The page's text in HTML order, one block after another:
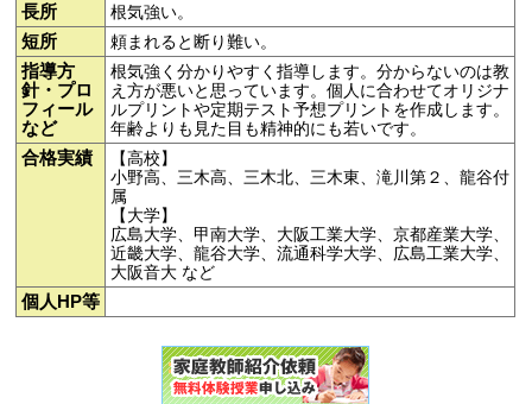
長所 根気強い。
短所 頼まれると断り難い。
指導方
針・プロ
フィール
など
根気強く分かりやすく指導します。分からないのは教
え方が悪いと思っています。個人に合わせてオリジナ
ルプリントや定期テスト予想プリントを作成します。
年齢よりも見た目も精神的にも若いです。
合格実績
【高校】
小野高、三木高、三木北、三木東、滝川第２、龍谷付
属
【大学】
広島大学、甲南大学、大阪工業大学、京都産業大学、
近畿大学、龍谷大学、流通科学大学、広島工業大学、
大阪音大 など
個人HP等